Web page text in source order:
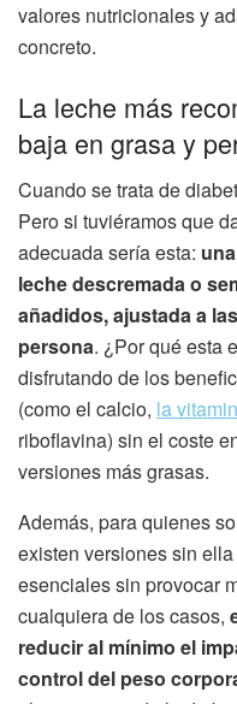
valores nutricionales y
concreto.
La leche más
baja en grasa y
Cuando se trata de
Pero si tuviéramos que
adecuada sería esta:
leche descremada o
añadidos, ajustada a
persona. ¿Por qué esta
disfrutando de los
(como el calcio, la
riboflavina) sin el coste
versiones más grasas.
Además, para quienes
existen versiones sin
esenciales sin provocar
cualquiera de los casos,
reducir al mínimo el
control del peso